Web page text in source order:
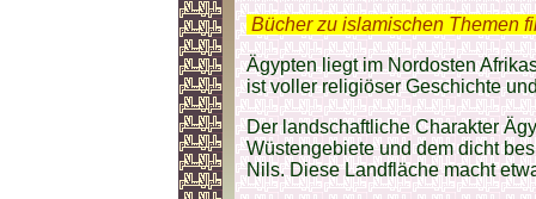
Bücher zu islamischen Themen
Ägypten liegt im Nordosten
ist voller religiöser Geschichte
Der landschaftliche Charakter
Wüstengebiete und dem dicht
Nils. Diese Landfläche macht